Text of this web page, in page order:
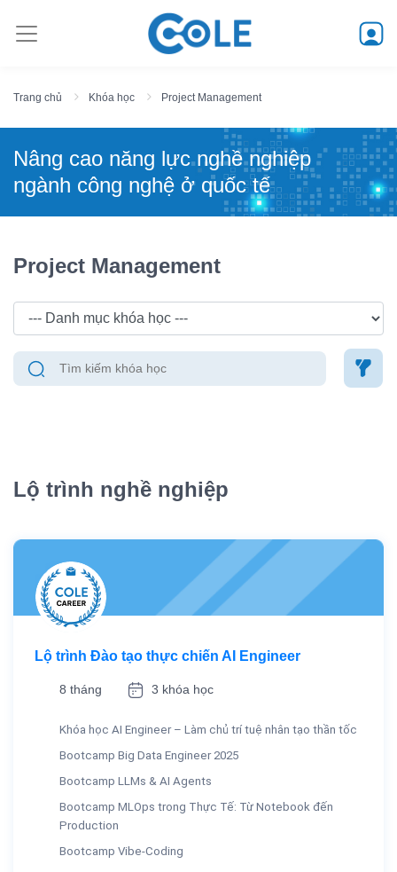
Trang chủ Khóa học Project Management
Nâng cao năng lực nghề nghiệp
ngành công nghệ ở quốc tế
Project Management
Lộ trình nghề nghiệp
Lộ trình Đào tạo thực chiến AI Engineer
8 tháng 3 khóa học
Khóa học AI Engineer – Làm chủ trí tuệ nhân tạo thần tốc
Bootcamp Big Data Engineer 2025
Bootcamp LLMs & AI Agents
Bootcamp MLOps trong Thực Tế: Từ Notebook đến
Production
Bootcamp Vibe-Coding